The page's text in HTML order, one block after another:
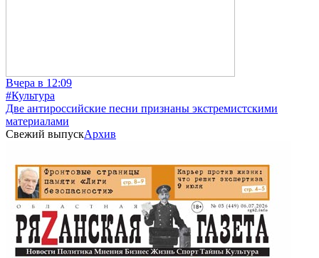
Вчера в 12:09
#Культура
Две антироссийские песни признаны экстремистскими
материалами
Свежий выпускАрхив